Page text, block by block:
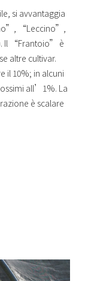
si avvantaggia
“Leccino”,
Il “Frantoio” è
altre cultivar.
il 10%; in alcuni
all’1%. La
è scalare